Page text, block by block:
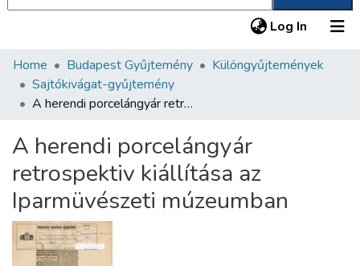
Log In (current)
Communities & Collections
All of DSpace
About us
Home Budapest Gyűjtemény
Különgyűjtemények
Sajtókivágat-gyűjtemény
A herendi porcelángyár retrospektiv kiállítása az Iparmüvészeti múzeumban
A herendi porcelángyár
retrospektiv kiállítása az
Iparmüvészeti múzeumban